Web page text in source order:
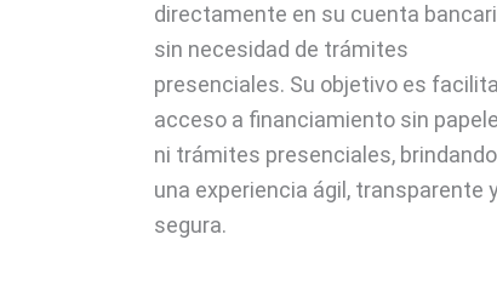
directamente en su cuenta
sin necesidad de trámites
presenciales. Su objetivo es
acceso a financiamiento sin
ni trámites presenciales, brindando
una experiencia ágil, transparente
segura.